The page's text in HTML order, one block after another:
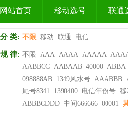
网站首页 移动选号 联通
分 类: 不限 移动 联通 电信
规 律: 不限 AAA AAAA AAAAA
AABBCC AABAAB 40000 ABBA
098888AB 1349风水号 AAABBB
尾号8341
1390400 电信年份号 移
ABBBCDDD 中间666666 00001